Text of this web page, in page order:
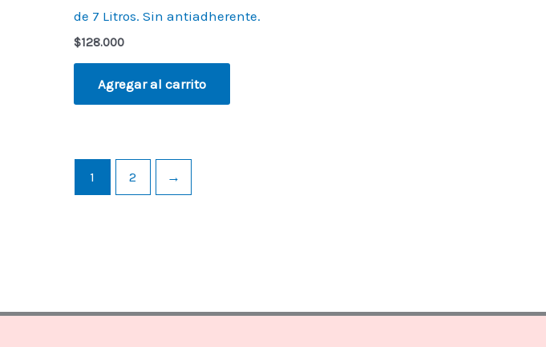
de 7 Litros. Sin antiadherente.
$128.000
Agregar al carrito
1 2 →